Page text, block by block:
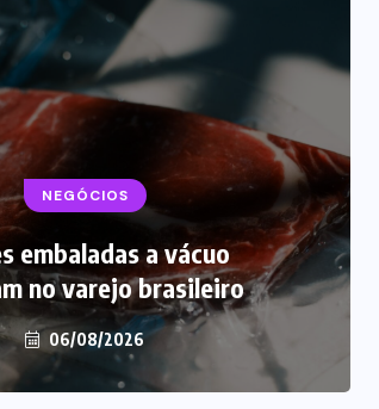
NEGÓCIOS
embaladas a vácuo
no varejo brasileiro
06/08/2026